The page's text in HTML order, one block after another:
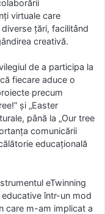
virtuale care
țări, facilitând
creativă.
de a participa la
fiecare aduce o
precum
și „Easter
până la „Our tree
comunicării
educațională
eTwinning
într-un mod
care m-am implicat a